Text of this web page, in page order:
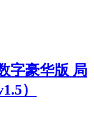
字豪华版 局
）